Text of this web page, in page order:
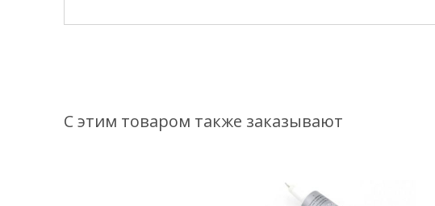
С этим товаром также заказывают